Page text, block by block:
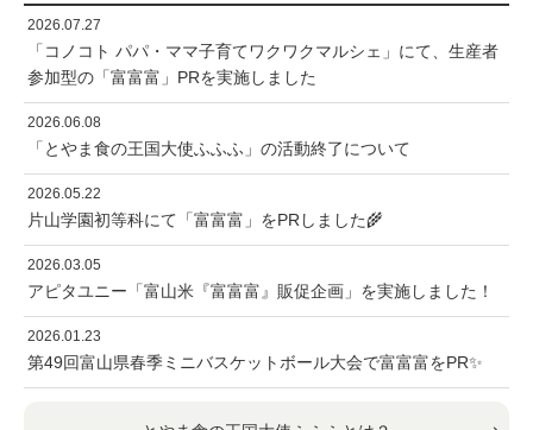
2026.07.27
「コノコト パパ・ママ子育てワクワクマルシェ」にて、生産者
参加型の「富富富」PRを実施しました
2026.06.08
「とやま食の王国大使ふふふ」の活動終了について
2026.05.22
片山学園初等科にて「富富富」をPRしました🌾
2026.03.05
アピタユニー「富山米『富富富』販促企画」を実施しました！
2026.01.23
第49回富山県春季ミニバスケットボール大会で富富富をPR✨